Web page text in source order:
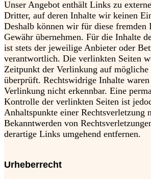
Unser Angebot enthält Links zu
Dritter, auf deren Inhalte wir keinen
Deshalb können wir für diese fremden
Gewähr übernehmen. Für die Inhalte
ist stets der jeweilige Anbieter oder
verantwortlich. Die verlinkten Seiten
Zeitpunkt der Verlinkung auf mögliche
überprüft. Rechtswidrige Inhalte
Verlinkung nicht erkennbar. Eine
Kontrolle der verlinkten Seiten ist
Anhaltspunkte einer Rechtsverletzung
Bekanntwerden von
derartige Links umgehend entfernen.
Urheberrecht